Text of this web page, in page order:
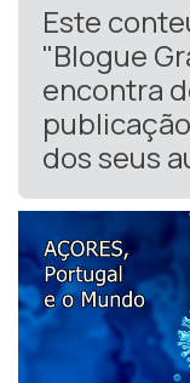
Este
"Blogue
encontra
dos seus